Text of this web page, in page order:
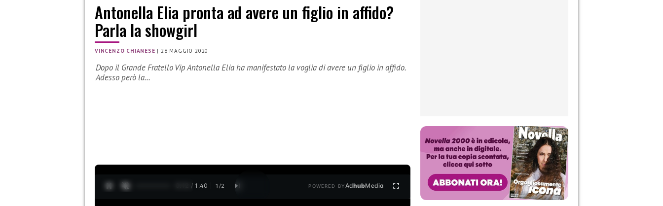
Antonella Elia pronta ad avere un figlio in affido?
Parla la showgirl
VINCENZO CHIANESE |28 MAGGIO 2020
Dopo il Grande Fratello Vip Antonella Elia ha manifestato la voglia di avere un figlio in affido.
Adesso però la…
0:13 / 1:40 1 /2 POWERED BYAdhubMedia